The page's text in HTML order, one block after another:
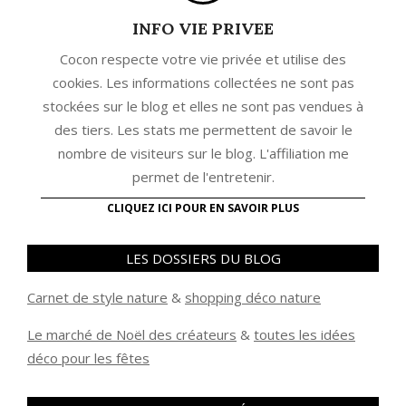
INFO VIE PRIVEE
Cocon respecte votre vie privée et utilise des
cookies. Les informations collectées ne sont pas
stockées sur le blog et elles ne sont pas vendues à
des tiers. Les stats me permettent de savoir le
nombre de visiteurs sur le blog. L'affiliation me
permet de l'entretenir.
CLIQUEZ ICI POUR EN SAVOIR PLUS
LES DOSSIERS DU BLOG
Carnet de style nature & shopping déco nature
Le marché de Noël des créateurs & toutes les idées
déco pour les fêtes